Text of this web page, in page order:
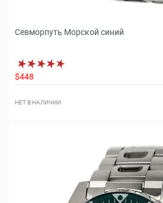
Севморпуть Морской синий
$448
НЕТ В НАЛИЧИИ